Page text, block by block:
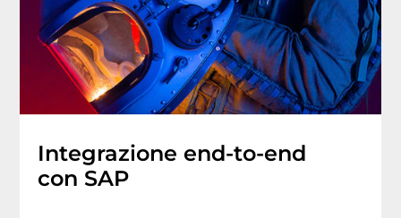
Integrazione end-to-end
con SAP